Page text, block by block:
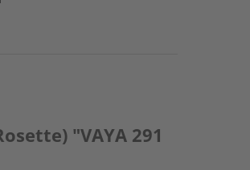
"VAYA 291